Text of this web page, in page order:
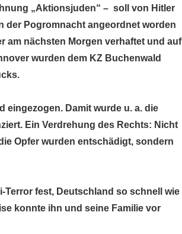
„Aktionsjuden“ – soll von Hitler
der Pogromnacht angeordnet worden
am nächsten Morgen verhaftet und auf
wurden dem KZ Buchenwald
eingezogen. Damit wurde u. a. die
Ein Verdrehung des Rechts: Nicht
Opfer wurden entschädigt, sondern
fest, Deutschland so schnell wie
konnte ihn und seine Familie vor